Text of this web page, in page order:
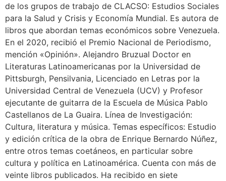
de los grupos de trabajo de CLACSO: Estudios Sociales
para la Salud y Crisis y Economía Mundial. Es autora de
libros que abordan temas económicos sobre Venezuela.
En el 2020, recibió el Premio Nacional de Periodismo,
mención «Opinión». Alejandro Bruzual Doctor en
Literaturas Latinoamericanas por la Universidad de
Pittsburgh, Pensilvania, Licenciado en Letras por la
Universidad Central de Venezuela (UCV) y Profesor
ejecutante de guitarra de la Escuela de Música Pablo
Castellanos de La Guaira. Línea de Investigación:
Cultura, literatura y música. Temas específicos: Estudio
y edición crítica de la obra de Enrique Bernardo Núñez,
entre otros temas coetáneos, en particular sobre
cultura y política en Latinoamérica. Cuenta con más de
veinte libros publicados. Ha recibido en siete